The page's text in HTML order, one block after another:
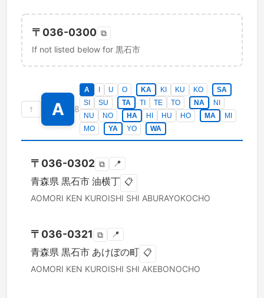
〒 036-0300 ⧉
If not listed below for 黒石市
↑ A 8
A U O KA KI KU KO
SA
SI
SU TA TI TE TO NA
NI
NU
NO HA HI HU HO MA
MI
MO
YA YO WA
〒 036-0302 ⧉ 📍
青森県 黒石市 油横丁 📋
AOMORI KEN KUROISHI SHI ABURAYOKOCHO
〒 036-0321 ⧉ 📍
青森県 黒石市 あけぼの町 📋
AOMORI KEN KUROISHI SHI AKEBONOCHO